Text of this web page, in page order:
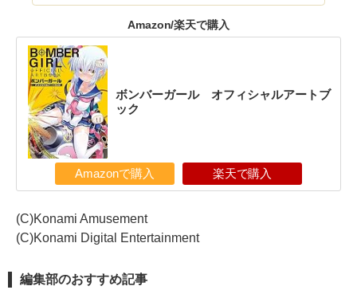
Amazon/楽天で購入
ボンバーガール オフィシャルアートブ
ック
Amazonで購入 楽天で購入
(C)Konami Amusement
(C)Konami Digital Entertainment
編集部のおすすめ記事